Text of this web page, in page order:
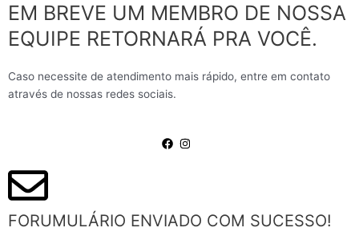
EM BREVE UM MEMBRO DE NOSSA
EQUIPE RETORNARÁ PRA VOCÊ.
Caso necessite de atendimento mais rápido, entre em contato
através de nossas redes sociais.
FORUMULÁRIO ENVIADO COM SUCESSO!